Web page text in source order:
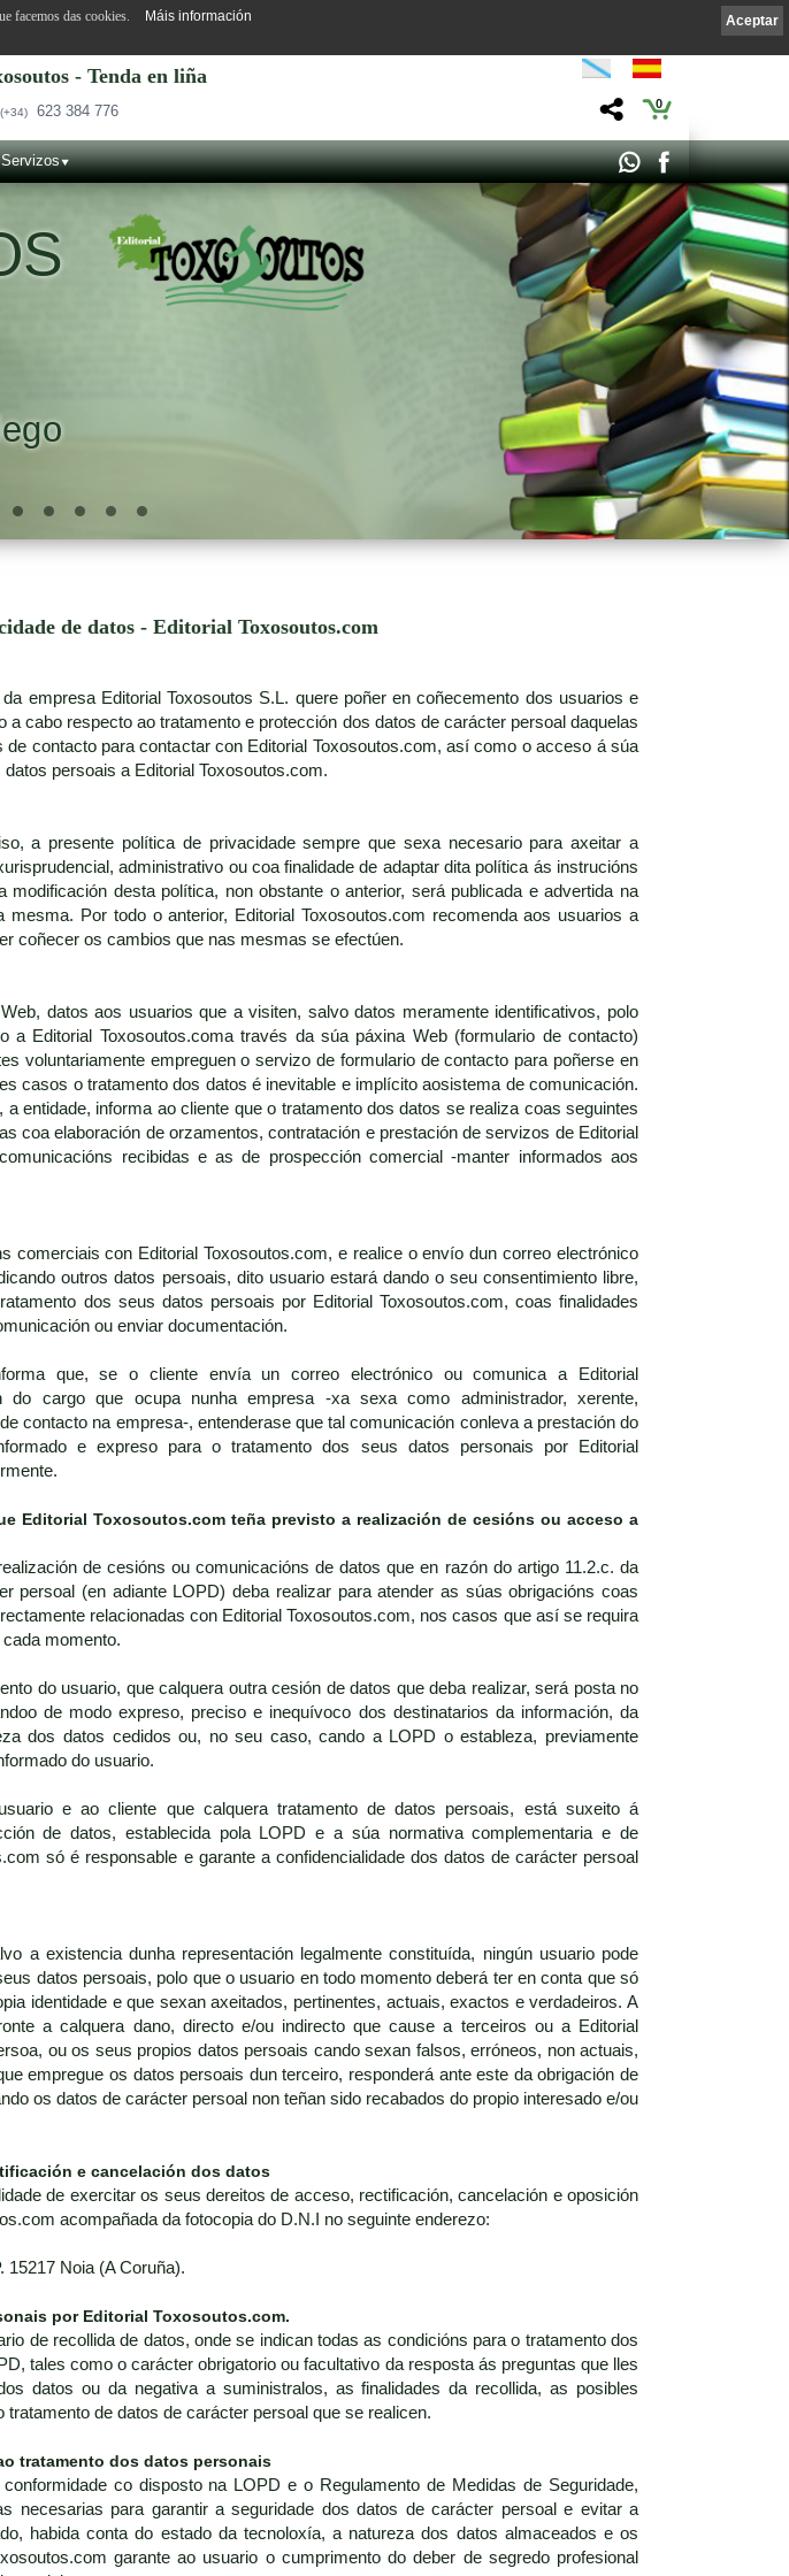
- Tenda en liña
(+34) 623 384 776 0
Servizos
de datos - Editorial Toxosoutos.com
empresa Editorial Toxosoutos S.L. quere poñer en coñecemento dos usuarios e
cabo respecto ao tratamento e protección dos datos de carácter persoal daquelas
contacto para contactar con Editorial Toxosoutos.com, así como o acceso á súa
persoais a Editorial Toxosoutos.com.
a presente política de privacidade sempre que sexa necesario para axeitar a
administrativo ou coa finalidade de adaptar dita política ás instrucións
desta política, non obstante o anterior, será publicada e advertida na
Por todo o anterior, Editorial Toxosoutos.com recomenda aos usuarios a
coñecer os cambios que nas mesmas se efectúen.
datos aos usuarios que a visiten, salvo datos meramente identificativos, polo
a Editorial Toxosoutos.coma través da súa páxina Web (formulario de contacto)
voluntariamente empreguen o servizo de formulario de contacto para poñerse en
casos o tratamento dos datos é inevitable e implícito aosistema de comunicación.
entidade, informa ao cliente que o tratamento dos datos se realiza coas seguintes
coa elaboración de orzamentos, contratación e prestación de servizos de Editorial
recibidas e as de prospección comercial -manter informados aos
comerciais con Editorial Toxosoutos.com, e realice o envío dun correo electrónico
outros datos persoais, dito usuario estará dando o seu consentimiento libre,
dos seus datos persoais por Editorial Toxosoutos.com, coas finalidades
ou enviar documentación.
que, se o cliente envía un correo electrónico ou comunica a Editorial
cargo que ocupa nunha empresa -xa sexa como administrador, xerente,
contacto na empresa-, entenderase que tal comunicación conleva a prestación do
e expreso para o tratamento dos seus datos personais por Editorial
Editorial Toxosoutos.com teña previsto a realización de cesións ou acceso a
de cesións ou comunicacións de datos que en razón do artigo 11.2.c. da
persoal (en adiante LOPD) deba realizar para atender as súas obrigacións coas
relacionadas con Editorial Toxosoutos.com, nos casos que así se requira
momento.
do usuario, que calquera outra cesión de datos que deba realizar, será posta no
de modo expreso, preciso e inequívoco dos destinatarios da información, da
dos datos cedidos ou, no seu caso, cando a LOPD o estableza, previamente
do usuario.
e ao cliente que calquera tratamento de datos persoais, está suxeito á
de datos, establecida pola LOPD e a súa normativa complementaria e de
só é responsable e garante a confidencialidade dos datos de carácter persoal
a existencia dunha representación legalmente constituída, ningún usuario pode
datos persoais, polo que o usuario en todo momento deberá ter en conta que só
identidade e que sexan axeitados, pertinentes, actuais, exactos e verdadeiros. A
a calquera dano, directo e/ou indirecto que cause a terceiros ou a Editorial
ou os seus propios datos persoais cando sexan falsos, erróneos, non actuais,
empregue os datos persoais dun terceiro, responderá ante este da obrigación de
os datos de carácter persoal non teñan sido recabados do propio interesado e/ou
e cancelación dos datos
de exercitar os seus dereitos de acceso, rectificación, cancelación e oposición
acompañada da fotocopia do D.N.I no seguinte enderezo:
15217 Noia (A Coruña).
por Editorial Toxosoutos.com.
de recollida de datos, onde se indican todas as condicións para o tratamento dos
tales como o carácter obrigatorio ou facultativo da resposta ás preguntas que lles
datos ou da negativa a suministralos, as finalidades da recollida, as posibles
de datos de carácter persoal que se realicen.
tratamento dos datos personais
co disposto na LOPD e o Regulamento de Medidas de Seguridade,
necesarias para garantir a seguridade dos datos de carácter persoal e evitar a
habida conta do estado da tecnoloxía, a natureza dos datos almaceados e os
garante ao usuario o cumprimento do deber de segredo profesional
Aceptar
facemos das cookies. Máis información